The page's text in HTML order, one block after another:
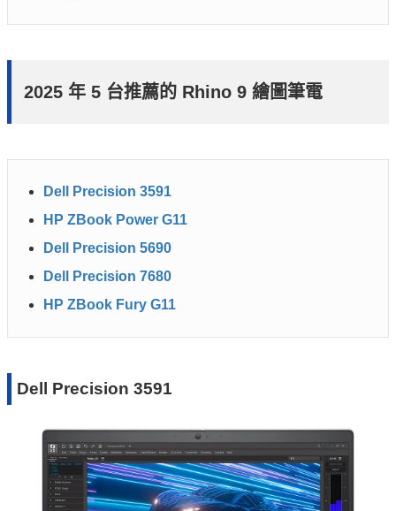
2025 年 5 台推薦的 Rhino 9 繪圖筆電
Dell Precision 3591
HP ZBook Power G11
Dell Precision 5690
Dell Precision 7680
HP ZBook Fury G11
Dell Precision 3591